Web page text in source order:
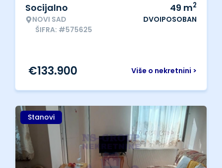
Socijalno
NOVI SAD
ŠIFRA: #575625
49 m2
DVOIPOSOBAN
Više o nekretnini >
€133.900
Stanovi